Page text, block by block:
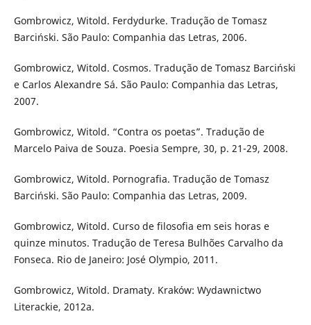
Gombrowicz, Witold. Ferdydurke. Tradução de Tomasz
Barciński. São Paulo: Companhia das Letras, 2006.
Gombrowicz, Witold. Cosmos. Tradução de Tomasz Barciński
e Carlos Alexandre Sá. São Paulo: Companhia das Letras,
2007.
Gombrowicz, Witold. “Contra os poetas”. Tradução de
Marcelo Paiva de Souza. Poesia Sempre, 30, p. 21-29, 2008.
Gombrowicz, Witold. Pornografia. Tradução de Tomasz
Barciński. São Paulo: Companhia das Letras, 2009.
Gombrowicz, Witold. Curso de filosofia em seis horas e
quinze minutos. Tradução de Teresa Bulhões Carvalho da
Fonseca. Rio de Janeiro: José Olympio, 2011.
Gombrowicz, Witold. Dramaty. Kraków: Wydawnictwo
Literackie, 2012a.